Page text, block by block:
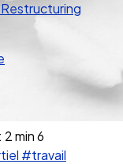
min6
#travail